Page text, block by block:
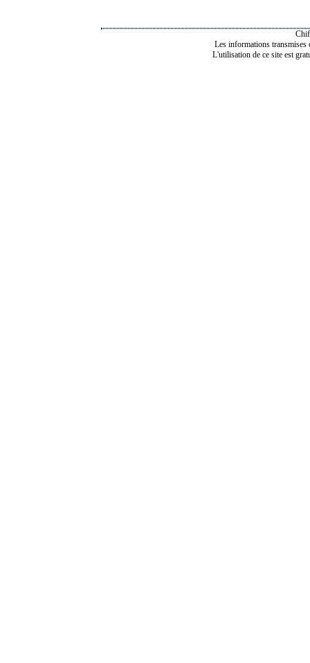
Les informations transmises
L'utilisation de ce site est